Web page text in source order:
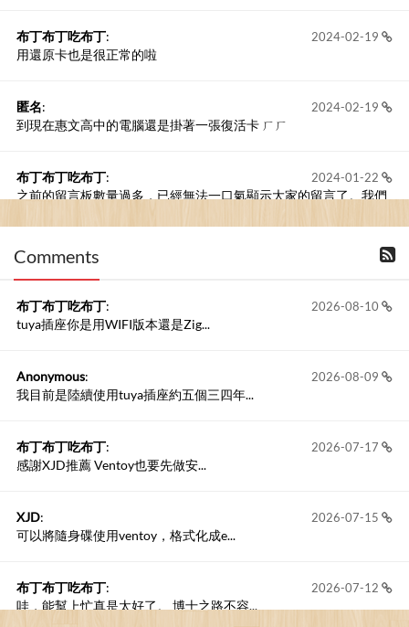
2024-02-19
布丁布丁吃布丁:
用還原卡也是很正常的啦
2024-02-19
匿名:
到現在惠文高中的電腦還是掛著一張復活卡 ㄏㄏ
2024-01-22
布丁布丁吃布丁:
之前的留言板數量過多，已經無法一口氣顯示大家的留言了。我們
Comments
2026-08-10
布丁布丁吃布丁:
tuya插座你是用WIFI版本還是Zig...
2026-08-09
Anonymous:
我目前是陸續使用tuya插座約五個三四年...
2026-07-17
布丁布丁吃布丁:
感謝XJD推薦 Ventoy也要先做安...
2026-07-15
XJD:
可以將隨身碟使用ventoy，格式化成e...
2026-07-12
布丁布丁吃布丁:
哇，能幫上忙真是太好了。 博士之路不容...